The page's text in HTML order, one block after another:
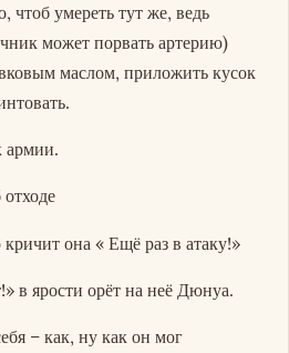
чтоб умереть тут же, ведь
может порвать артерию)
маслом, приложить кусок
армии.
она « Ещё раз в атаку!»
в ярости орёт на неё Дюнуа.
– как, ну как он мог